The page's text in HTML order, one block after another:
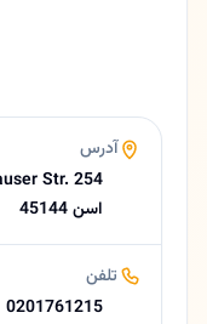
🇮🇷 دکتر ملودی اوروم فاضل | پزشک عمومی و متخصص داخلی در اسن 🟡 خلاصه کوتاه دکتر ملودی اوروم فاضل پزشک عمومی و متخصص داخلی در شهر اسن است و خدمات کامل پزشکی را در زمینه پیشگیری، تشخیص و درمان بیماری‌های حاد و مزمن ارائه می‌دهد. معرفی دکتر ملودی اوروم فاضل با رویکردی علمی و انسان‌محور، مراقبت‌های پزشکی جامع را …
آدرس
Str. 254
45144 اسن
تلفن
0201761215